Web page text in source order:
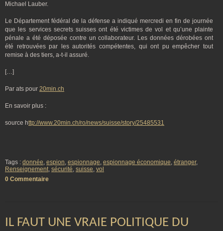
Michael Lauber.
Le Département fédéral de la défense a indiqué mercredi en fin de journée
que les services secrets suisses ont été victimes de vol et qu’une plainte
pénale a été déposée contre un collaborateur. Les données dérobées ont
été retrouvées par les autorités compétentes, qui ont pu empêcher tout
remise à des tiers, a-t-il assuré.
[…]
Par ats pour 20min.ch
En savoir plus :
source http://www.20min.ch/ro/news/suisse/story/25485531
Tags : donnée, espion, espionnage, espionnage économique, étranger,
Renseignement, sécurité, suisse, vol
0 Commentaire
IL FAUT UNE VRAIE POLITIQUE DU